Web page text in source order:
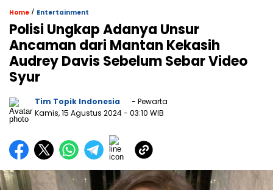
Home / Entertainment
Polisi Ungkap Adanya Unsur
Ancaman dari Mantan Kekasih
Audrey Davis Sebelum Sebar Video
Syur
Tim Topik Indonesia
- Pewarta
Kamis, 15 Agustus 2024- 03:10 WIB